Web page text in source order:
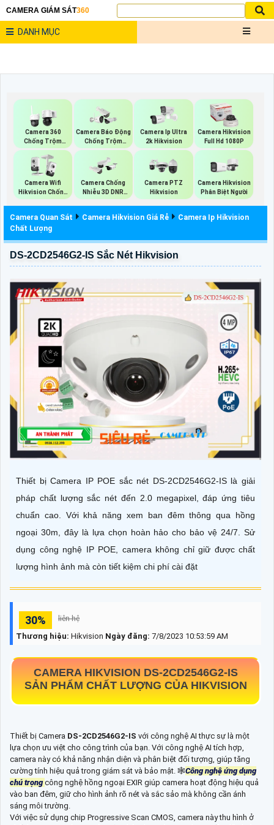
CAMERA GIÁM SÁT360
DANH MỤC
Camera 360
Chống Trộm
Hikvision
Camera Báo Động
Chống Trộm
Hikvision
Camera Ip Ultra
2k Hikvision
Camera Hikvision
Full Hd 1080P
Camera Wifi
Hikvision Chống
Trộm
Camera Chống
Nhiễu 3D DNR
Hikvison
Camera PTZ
Hikvision
Camera Hikvision
Phân Biệt Người
Camera Quan Sát Camera Hikvision Giá Rẻ
Camera Ip Hikvision
Chất Lượng
DS-2CD2546G2-IS Sắc Nét Hikvision
Thiết bị Camera IP POE sắc nét DS-2CD2546G2-IS là giải
pháp chất lượng sắc nét đến 2.0 megapixel, đáp ứng tiêu
chuẩn cao. Với khả năng xem ban đêm thông qua hồng
ngoại 30m, đây là lựa chọn hoàn hảo cho bảo vệ 24/7. Sử
dụng công nghệ IP POE, camera không chỉ giữ được chất
lượng hình ảnh mà còn tiết kiệm chi phí cài đặt
30% liên hệ
Thương hiệu: Hikvision Ngày đăng: 7/8/2023 10:53:59 AM
CAMERA HIKVISION DS-2CD2546G2-IS
SẢN PHẨM CHẤT LƯỢNG CỦA HIKVISION
Thiết bị Camera DS-2CD2546G2-IS với công nghệ AI thực sự là một
lựa chọn ưu việt cho công trình của bạn. Với công nghệ AI tích hợp,
camera này có khả năng nhận diện và phân biệt đối tượng, giúp tăng
cường tính hiệu quả trong giám sát và bảo mật. 🕸Công nghệ ứng dụng
chú trọngcông nghệ hồng ngoại EXIR giúp camera hoạt động hiệu quả
vào ban đêm, giữ cho hình ảnh rõ nét và sắc sảo mà không cần ánh
sáng môi trường.
Với việc sử dụng chip Progressive Scan CMOS, camera này thu hình ở